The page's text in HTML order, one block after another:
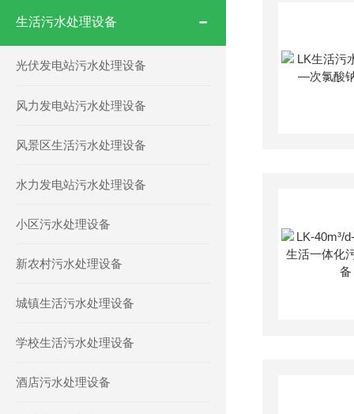
生活污水处理设备
光伏发电站污水处理设备
风力发电站污水处理设备
风景区生活污水处理设备
水力发电站污水处理设备
小区污水处理设备
新农村污水处理设备
城镇生活污水处理设备
学校生活污水处理设备
酒店污水处理设备